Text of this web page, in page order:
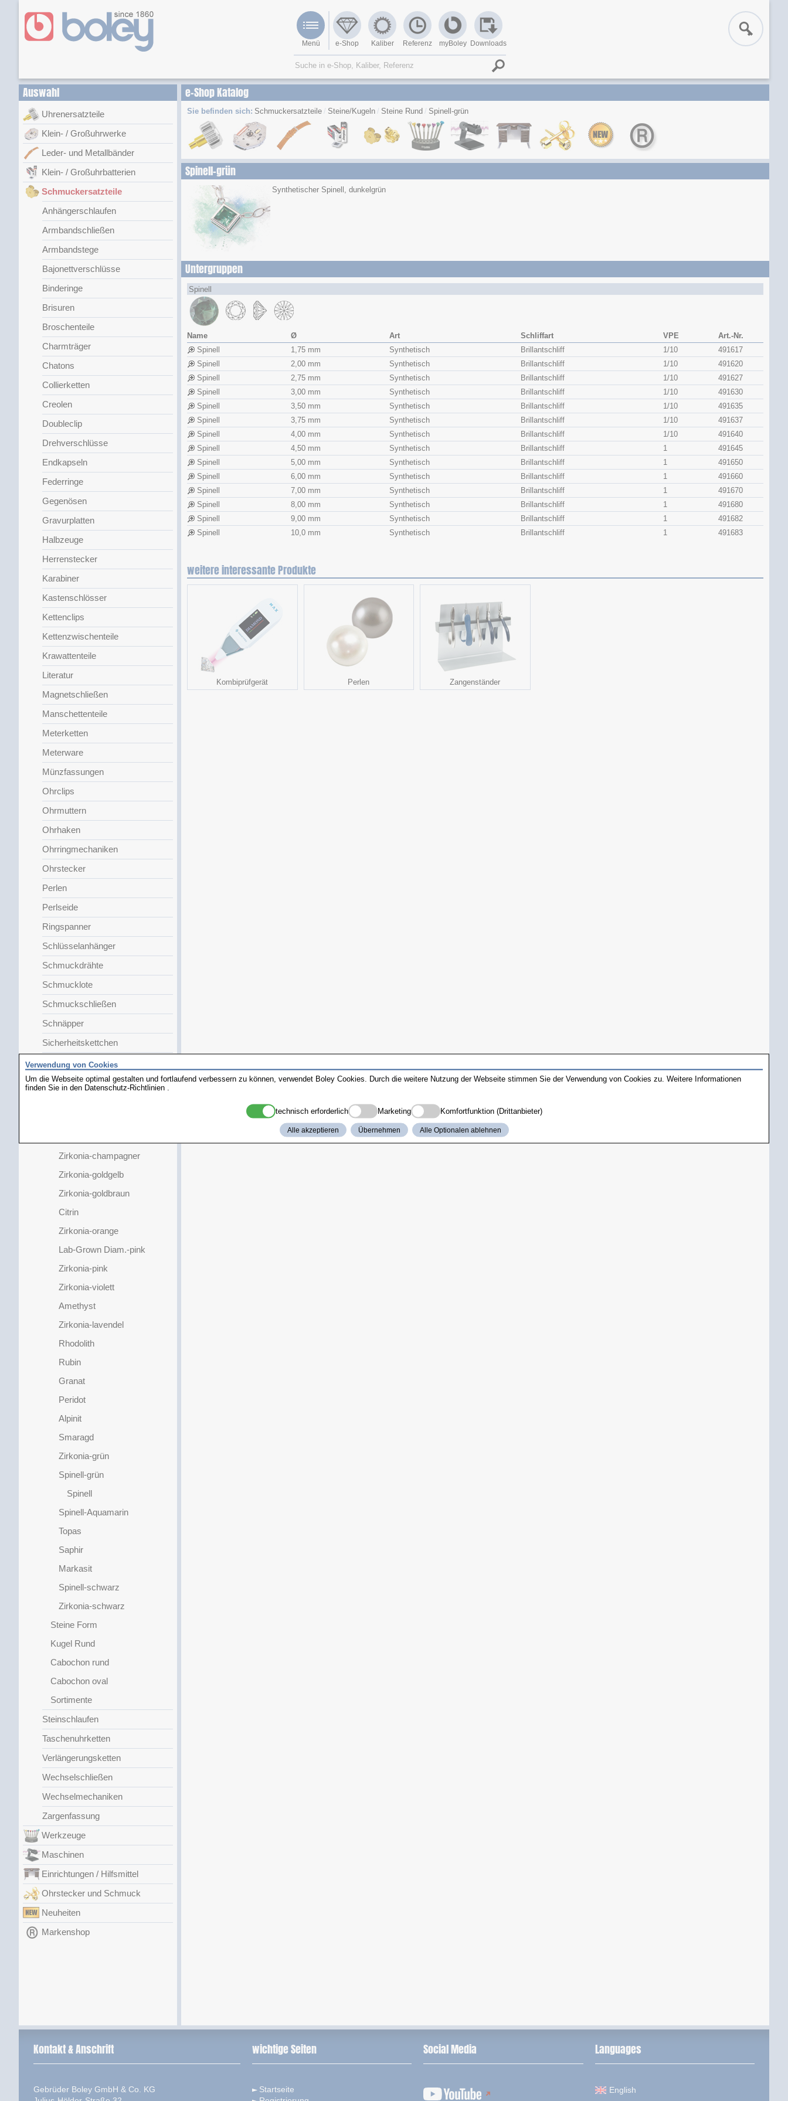
Menü e-Shop Kaliber Referenz myBoley Downloads
Auswahl
Uhrenersatzteile
Klein- / Großuhrwerke
Leder- und Metallbänder
Klein- / Großuhrbatterien
Schmuckersatzteile
Anhängerschlaufen
Armbandschließen
Armbandstege
Bajonettverschlüsse
Binderinge
Brisuren
Broschenteile
Charmträger
Chatons
Collierketten
Creolen
Doubleclip
Drehverschlüsse
Endkapseln
Federringe
Gegenösen
Gravurplatten
Halbzeuge
Herrenstecker
Karabiner
Kastenschlösser
Kettenclips
Kettenzwischenteile
Krawattenteile
Literatur
Magnetschließen
Manschettenteile
Meterketten
Meterware
Münzfassungen
Ohrclips
Ohrmuttern
Ohrhaken
Ohrringmechaniken
Ohrstecker
Perlen
Perlseide
Ringspanner
Schlüsselanhänger
Schmuckdrähte
Schmucklote
Schmuckschließen
Schnäpper
Sicherheitskettchen
Steine/Kugeln
Steine Rund
Zirkonia-champagner
Zirkonia-goldgelb
Zirkonia-goldbraun
Citrin
Zirkonia-orange
Lab-Grown Diam.-pink
Zirkonia-pink
Zirkonia-violett
Amethyst
Zirkonia-lavendel
Rhodolith
Rubin
Granat
Peridot
Alpinit
Smaragd
Zirkonia-grün
Spinell-grün
Spinell
Spinell-Aquamarin
Topas
Saphir
Markasit
Spinell-schwarz
Zirkonia-schwarz
Steine Form
Kugel Rund
Cabochon rund
Cabochon oval
Sortimente
Steinschlaufen
Taschenuhrketten
Verlängerungsketten
Wechselschließen
Wechselmechaniken
Zargenfassung
Werkzeuge
Maschinen
Einrichtungen / Hilfsmittel
Ohrstecker und Schmuck
Neuheiten
Markenshop
e-Shop Katalog
Sie befinden sich: Schmuckersatzteile Steine/Kugeln Steine Rund Spinell-grün
Spinell-grün
Synthetischer Spinell, dunkelgrün
Untergruppen
Spinell
Name Ø Art Schliffart VPE
Art.-Nr.
Spinell
1,75 mm Synthetisch Brillantschliff 1/10
491617
Spinell
2,00 mm Synthetisch Brillantschliff 1/10
491620
Spinell
2,75 mm Synthetisch Brillantschliff 1/10
491627
Spinell
3,00 mm Synthetisch Brillantschliff 1/10
491630
Spinell
3,50 mm Synthetisch Brillantschliff 1/10
491635
Spinell
3,75 mm Synthetisch Brillantschliff 1/10
491637
Spinell
4,00 mm Synthetisch Brillantschliff 1/10
491640
Spinell
4,50 mm Synthetisch Brillantschliff 1
491645
Spinell
5,00 mm Synthetisch Brillantschliff 1
491650
Spinell
6,00 mm Synthetisch Brillantschliff 1
491660
Spinell
7,00 mm Synthetisch Brillantschliff 1
491670
Spinell
8,00 mm Synthetisch Brillantschliff 1
491680
Spinell
9,00 mm Synthetisch Brillantschliff 1
491682
Spinell
10,0 mm Synthetisch Brillantschliff 1 491683
weitere interessante Produkte
Kombiprüfgerät Perlen Zangenständer
Verwendung von Cookies
Um die Webseite optimal gestalten und fortlaufend verbessern zu können, verwendet Boley Cookies. Durch die weitere Nutzung der Webseite stimmen Sie der Verwendung von Cookies zu. Weitere Informationen
finden Sie in den Datenschutz-Richtlinien
technisch erforderlich Marketing Komfortfunktion (Drittanbieter)
Alle akzeptieren Übernehmen Alle Optionalen ablehnen
Kontakt & Anschrift
Gebrüder Boley GmbH & Co. KG
wichtige Seiten
Startseite
Social Media Languages
English